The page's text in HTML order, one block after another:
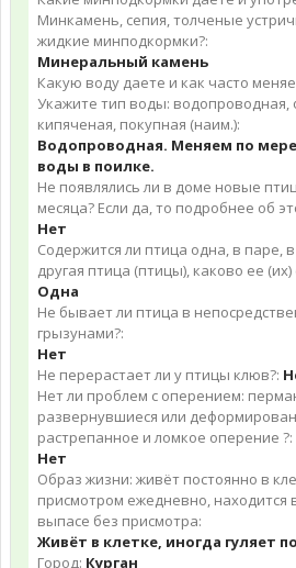
Минкамень, сепия, толченые
жидкие минподкормки?:
Минеральный камень
Какую воду даете и как часто
Укажите тип воды: водопроводная,
кипяченая, покупная (наим.):
Водопроводная. Меняем по
воды в поилке.
Не появлялись ли в доме новые
месяца? Если да, то подробнее об
Нет
Содержится ли птица одна, в паре, в
другая птица (птицы), каково ее
Одна
Не бывает ли птица в
грызунами?:
Нет
Не перерастает ли у птицы клюв?:
Нет ли проблем с оперением:
развернувшиеся или
растрепанное и ломкое оперение ?:
Нет
Образ жизни: живёт постоянно в
присмотром ежедневно, находится
выпасе без присмотра:
Живёт в клетке, иногда гуляет
Город: Курган